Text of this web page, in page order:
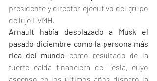
presidente y director ejecutivo del grupo
de lujo LVMH.
Arnault había desplazado a Musk el
pasado diciembre como la persona más
rica del mundo como resultado de la
fuerte caída financiera de Tesla, cuyo
ascenso en los últimos años disparó la